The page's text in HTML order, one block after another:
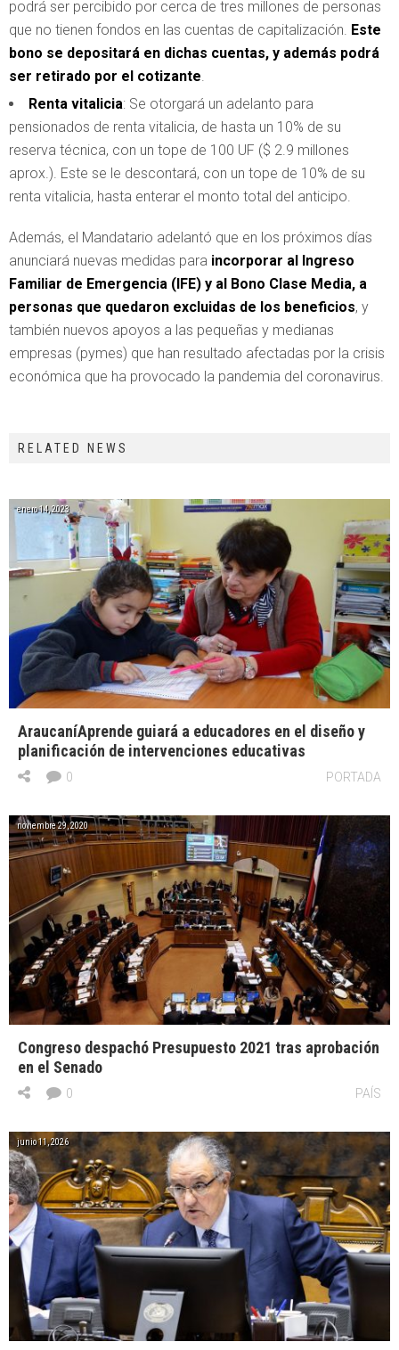
podrá ser percibido por cerca de tres millones de personas
que no tienen fondos en las cuentas de capitalización. Este
bono se depositará en dichas cuentas, y además podrá
ser retirado por el cotizante
Renta vitalicia: Se otorgará un adelanto para
pensionados de renta vitalicia, de hasta un 10% de su
reserva técnica, con un tope de 100 UF ($ 2.9 millones
aprox.). Este se le descontará, con un tope de 10% de su
renta vitalicia, hasta enterar el monto total del anticipo.
Además, el Mandatario adelantó que en los próximos días
anunciará nuevas medidas para incorporar al Ingreso
Familiar de Emergencia (IFE) y al Bono Clase Media, a
personas que quedaron excluidas de los beneficios, y
también nuevos apoyos a las pequeñas y medianas
empresas (pymes) que han resultado afectadas por la crisis
económica que ha provocado la pandemia del coronavirus.
RELATED NEWS
enero 14, 2023
AraucaníAprende guiará a educadores en el diseño y
planificación de intervenciones educativas
PORTADA
0
noviembre 29, 2020
Congreso despachó Presupuesto 2021 tras aprobación
en el Senado
PAÍS
0
junio 11, 2026